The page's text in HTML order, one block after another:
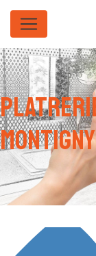
Montigny
Panneau de